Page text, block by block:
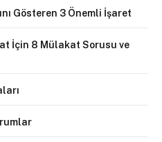
Gösteren 3 Önemli İşaret
İçin 8 Mülakat Sorusu ve